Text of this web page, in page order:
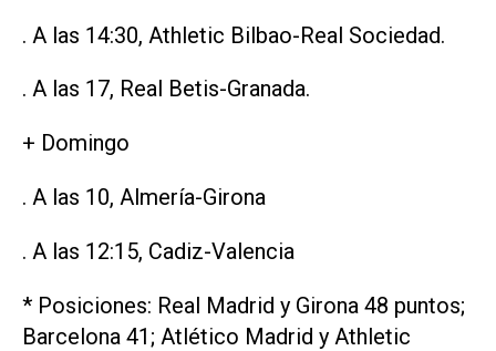
. A las 14:30, Athletic Bilbao-Real Sociedad.
. A las 17, Real Betis-Granada.
+ Domingo
. A las 10, Almería-Girona
. A las 12:15, Cadiz-Valencia
* Posiciones: Real Madrid y Girona 48 puntos;
Barcelona 41; Atlético Madrid y Athletic